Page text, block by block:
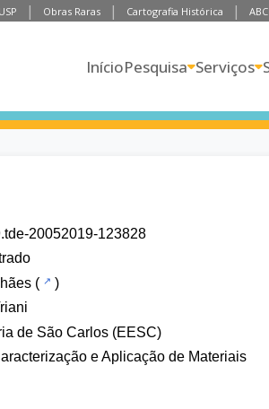
Obras Raras Cartografia Histórica
InícioPesquisa Serviços
20052019-123828
(
)
de São Carlos (EESC)
e Aplicação de Materiais